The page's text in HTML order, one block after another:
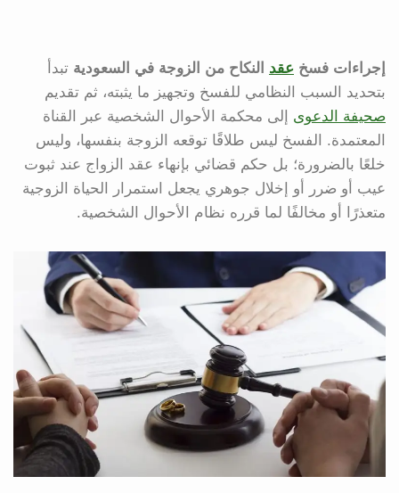
إجراءات فسخ عقد النكاح من الزوجة في السعودية تبدأ
بتحديد السبب النظامي للفسخ وتجهيز ما يثبته، ثم تقديم
صحيفة الدعوى إلى محكمة الأحوال الشخصية عبر القناة
المعتمدة. الفسخ ليس طلاقًا توقعه الزوجة بنفسها، وليس
خلعًا بالضرورة؛ بل حكم قضائي بإنهاء عقد الزواج عند ثبوت
عيب أو ضرر أو إخلال جوهري يجعل استمرار الحياة الزوجية
متعذرًا أو مخالفًا لما قرره نظام الأحوال الشخصية.